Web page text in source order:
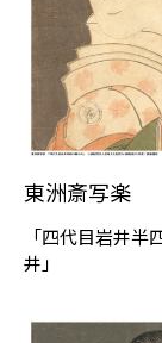
東洲斎写楽
「四代目岩井半
井」